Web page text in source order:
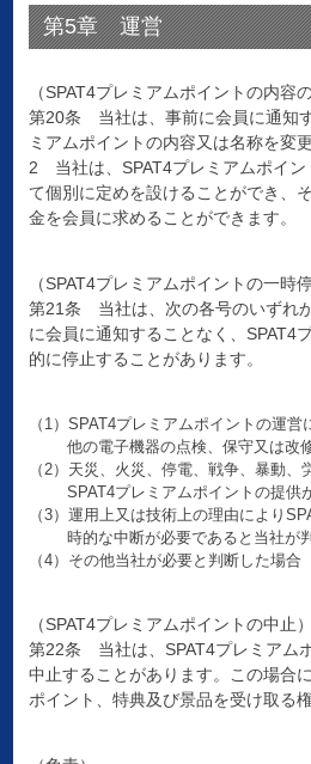
第5章 運営
（SPAT4プレミアムポイントの内容
第20条 当社は、事前に会員に通知
ミアムポイントの内容又は名称を変
2 当社は、SPAT4プレミアムポイン
て個別に定めを設けることができ、
金を会員に求めることができます。
（SPAT4プレミアムポイントの一時停
第21条 当社は、次の各号のいずれ
に会員に通知することなく、SPAT4
的に停止することがあります。
（1）SPAT4プレミアムポイントの運
他の電子機器の点検、保守又は改
（2）天災、火災、停電、戦争、暴動、
SPAT4プレミアムポイントの提供
（3）運用上又は技術上の理由により
時的な中断が必要であると当社が
（4）その他当社が必要と判断した場合
（SPAT4プレミアムポイントの中止）
第22条 当社は、SPAT4プレミアム
中止することがあります。この場合
ポイント、特典及び景品を受け取る